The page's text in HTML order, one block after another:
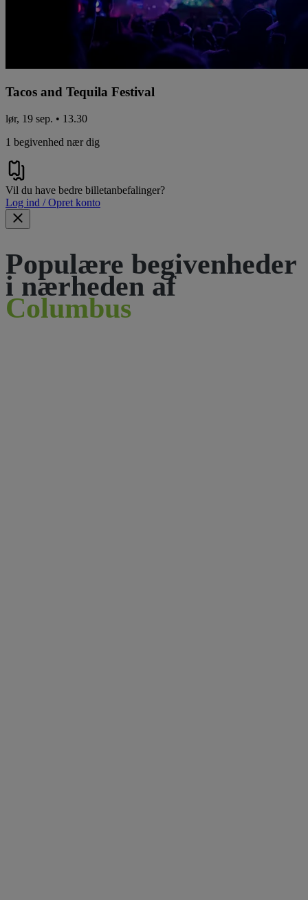
Tacos and Tequila Festival
lør, 19 sep. • 13.30
1 begivenhed nær dig
Vil du have bedre billetanbefalinger?
Log ind / Opret konto
Populære begivenheder
i nærheden af
Columbus